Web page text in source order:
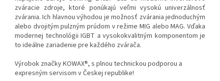
zváracie zdroje, ktoré ponúkajú veľmi vysokú univerzálnosť
zvárania. Ich hlavnou výhodou je možnosť zvárania jednoduchým
alebo dvojitým pulzným prúdom v režime MIG alebo MAG. Vďaka
modernej technológii IGBT a vysokokvalitným komponentom je
to ideálne zariadenie pre každého zvárača.
Výrobok značky KOWAX®, s plnou technickou podporou a
expresným servisom v Českej republike!